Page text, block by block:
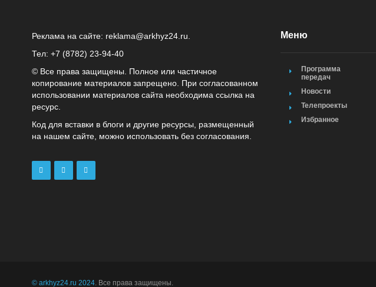
Реклама на сайте: reklama@arkhyz24.ru
Тел: +7 (8782) 23‑94‑40
© Все права защищены. Полное или частичное
копирование материалов запрещено. При согласованном
использовании материалов сайта необходима ссылка на
ресурс.
Код для вставки в блоги и другие ресурсы, размещенный
на нашем сайте, можно использовать без согласования.
Меню
Программа
передач
Новости
Телепроекты
Избранное
© arkhyz24.ru 2024. Все права защищены.